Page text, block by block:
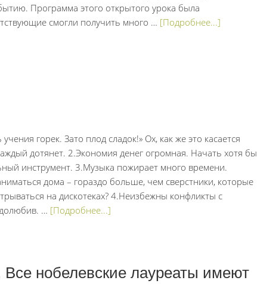
Программа этого открытого урока была
смогли получить много … [Подробнее...]
горек. Зато плод сладок!» Ох, как же это касается
дотянет. 2.Экономия денег огромная. Начать хотя бы
инструмент. 3.Музыка пожирает много времени.
дома – гораздо больше, чем сверстники, которые
на дискотеках? 4.Неизбежны конфликты с
… [Подробнее...]
нобелевские лауреаты имеют